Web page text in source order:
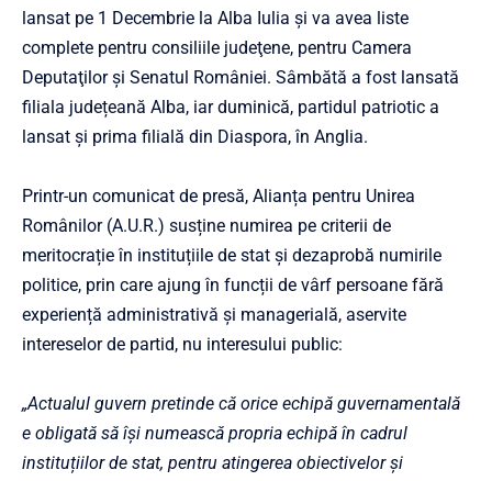
lansat pe 1 Decembrie la Alba Iulia și va avea liste
complete pentru consiliile judeţene, pentru Camera
Deputaţilor şi Senatul României. Sâmbătă a fost lansată
filiala județeană Alba, iar duminică, partidul patriotic a
lansat și prima filială din Diaspora, în Anglia.
Printr-un comunicat de presă, Alianța pentru Unirea
Românilor (A.U.R.) susține numirea pe criterii de
meritocrație în instituțiile de stat și dezaprobă numirile
politice, prin care ajung în funcții de vârf persoane fără
experiență administrativă și managerială, aservite
intereselor de partid, nu interesului public:
„Actualul guvern pretinde că orice echipă guvernamentală
e obligată să își numească propria echipă în cadrul
instituțiilor de stat, pentru atingerea obiectivelor și